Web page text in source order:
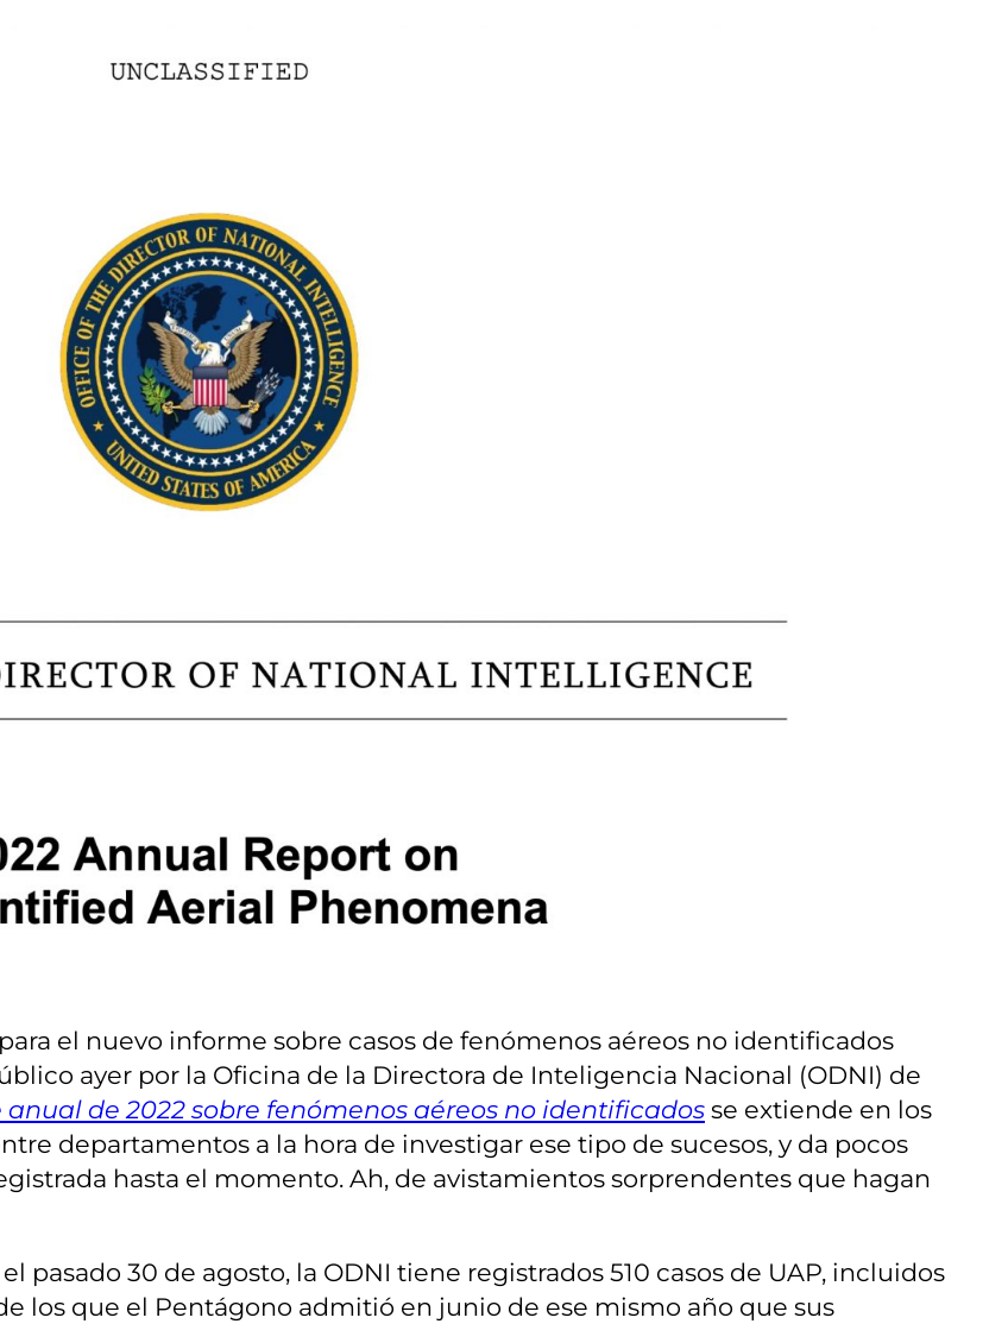
el nuevo informe sobre casos de fenómenos aéreos no identificados
ayer por la Oficina de la Directora de Inteligencia Nacional (ODNI) de
anual de 2022 sobre fenómenos aéreos no identificados se extiende en los
departamentos a la hora de investigar ese tipo de sucesos, y da pocos
hasta el momento. Ah, de avistamientos sorprendentes que hagan
pasado 30 de agosto, la ODNI tiene registrados 510 casos de UAP, incluidos
los que el Pentágono admitió en junio de ese mismo año que sus